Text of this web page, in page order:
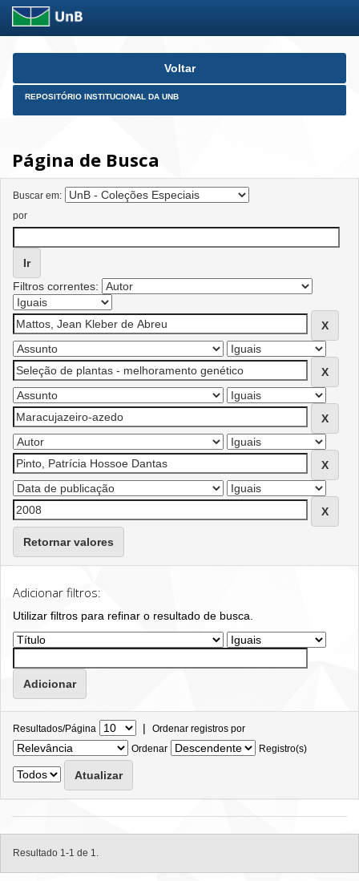
Skip
Voltar
REPOSITÓRIO INSTITUCIONAL DA UNB
Página de Busca
Buscar em:
por
Filtros correntes:
Retornar valores
Adicionar filtros:
Utilizar filtros para refinar o resultado de busca.
Resultados/Página | Ordenar registros por
Ordenar
Registro(s)
Resultado 1-1 de 1.